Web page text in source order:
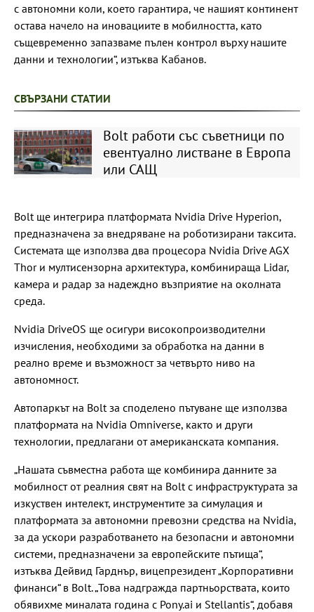
с автономни коли, което гарантира, че нашият континент
остава начело на иновациите в мобилността, като
същевременно запазваме пълен контрол върху нашите
данни и технологии“, изтъква Кабанов.
СВЪРЗАНИ СТАТИИ
Bolt работи със съветници по
евентуално листване в Европа
или САЩ
Bolt ще интегрира платформата Nvidia Drive Hyperion,
предназначена за внедряване на роботизирани таксита.
Системата ще използва два процесора Nvidia Drive AGX
Thor и мултисензорна архитектура, комбинираща Lidar,
камера и радар за надеждно възприятие на околната
среда.
Nvidia DriveOS ще осигури високопроизводителни
изчисления, необходими за обработка на данни в
реално време и възможност за четвърто ниво на
автономност.
Автопаркът на Bolt за споделено пътуване ще използва
платформата на Nvidia Omniverse, както и други
технологии, предлагани от американската компания.
„Нашата съвместна работа ще комбинира данните за
мобилност от реалния свят на Bolt с инфраструктурата за
изкуствен интелект, инструментите за симулация и
платформата за автономни превозни средства на Nvidia,
за да ускори разработването на безопасни и автономни
системи, предназначени за европейските пътища“,
изтъква Дейвид Гарднър, вицепрезидент „Корпоративни
финанси“ в Bolt. „Това надгражда партньорствата, които
обявихме миналата година с Pony.ai и Stellantis“, добавя